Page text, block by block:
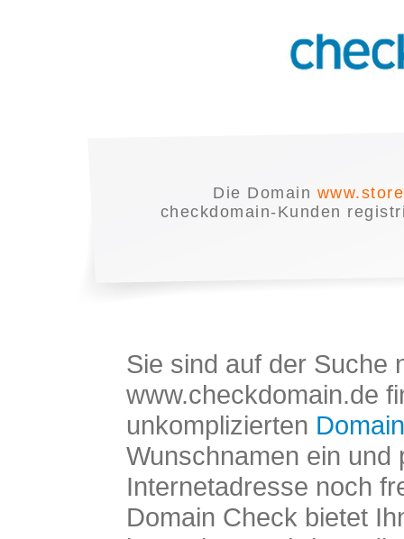
Die Domain
checkdomain-Kunden
Sie sind auf der Suche
www.checkdomain.de
unkomplizierten
Wunschnamen ein und
Internetadresse noch
Domain Check bietet